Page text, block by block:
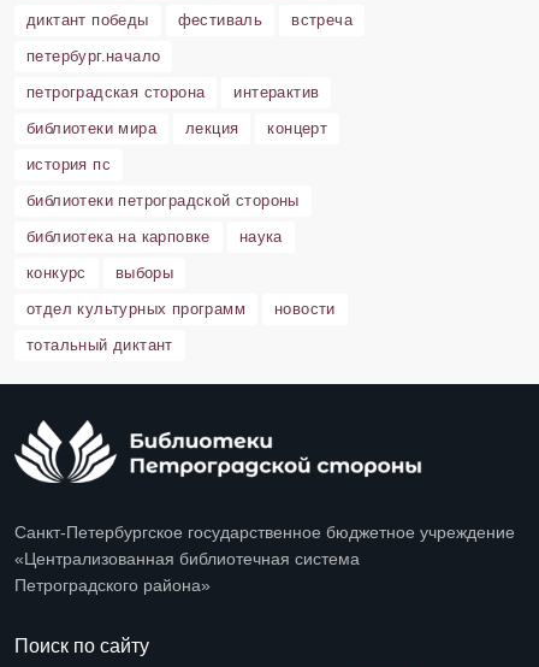
диктант победы
фестиваль
встреча
петербург.начало
петроградская сторона
интерактив
библиотеки мира
лекция
концерт
история пс
библиотеки петроградской стороны
библиотека на карповке
наука
конкурс
выборы
отдел культурных программ
новости
тотальный диктант
Санкт-Петербургское государственное бюджетное учреждение
«Централизованная библиотечная система
Петроградского района»
Поиск по сайту